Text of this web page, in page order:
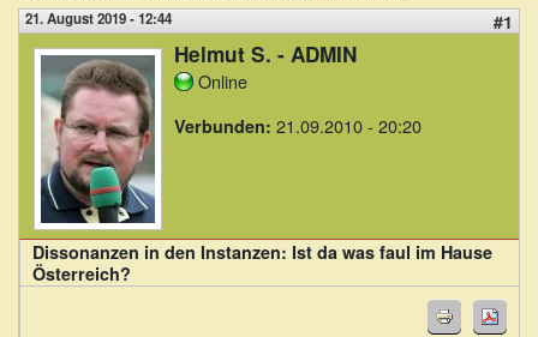
21. August 2019 - 12:44 #1
Helmut S. - ADMIN
Online
Verbunden: 21.09.2010 - 20:20
Dissonanzen in den Instanzen: Ist da was faul im Hause
Österreich?